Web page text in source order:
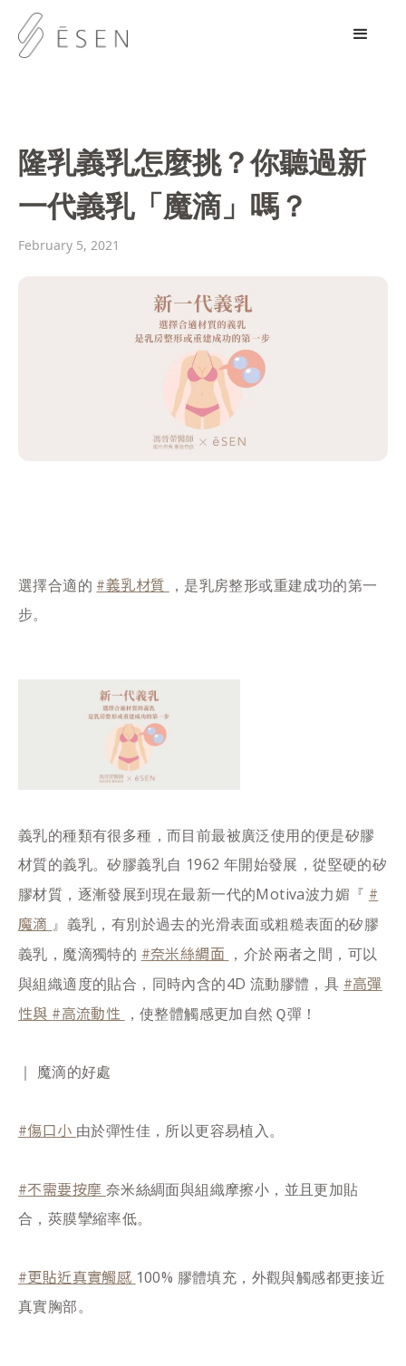
隆乳義乳怎麼挑？你聽過新
一代義乳「魔滴」嗎？
February 5, 2021
選擇合適的 #義乳材質 ，是乳房整形或重建成功的第一
步。
義乳的種類有很多種，而目前最被廣泛使用的便是矽膠
材質的義乳。矽膠義乳自 1962 年開始發展，從堅硬的矽
膠材質，逐漸發展到現在最新一代的Motiva波力媚『 #
魔滴 』義乳，有別於過去的光滑表面或粗糙表面的矽膠
義乳，魔滴獨特的 #奈米絲綢面 ，介於兩者之間，可以
與組織適度的貼合，同時內含的4D 流動膠體，具 #高彈
性與 #高流動性 ，使整體觸感更加自然Ｑ彈！
｜ 魔滴的好處
#傷口小 由於彈性佳，所以更容易植入。
#不需要按摩 奈米絲綢面與組織摩擦小，並且更加貼
合，莢膜攣縮率低。
#更貼近真實觸感 100% 膠體填充，外觀與觸感都更接近
真實胸部。